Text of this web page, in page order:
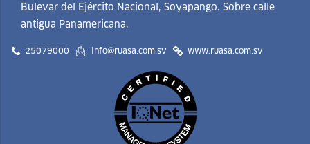
Bulevar del Ejército Nacional, Soyapango. Sobre calle
antigua Panamericana.
25079000 info@ruasa.com.sv www.ruasa.com.sv